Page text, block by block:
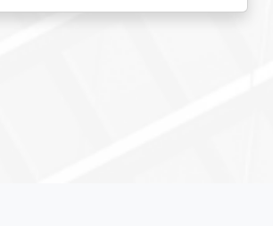
organisasi. Piagam ini